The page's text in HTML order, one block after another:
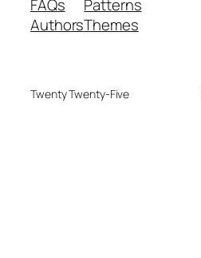
FAQs
Authors
Patterns
Themes
Twenty Twenty-Five